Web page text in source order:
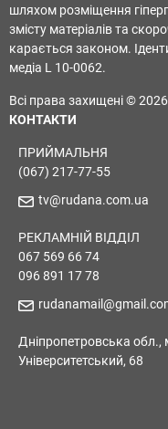
шляхом розміщення
змісту матеріалів та
карається законом.
медіа L 10-0062.
Всі права захищені ©
КОНТАКТИ
ПРИЙМАЛЬНЯ
(067) 217-77-55
tv@rudana.com.ua
РЕКЛАМНІЙ ВІДДІЛ
067 569 66 74
096 891 17 78
Дніпропетровська обл.,
Університетський, 68